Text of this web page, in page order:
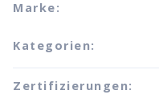
Marke:
Kategorien:
Zertifizierungen: